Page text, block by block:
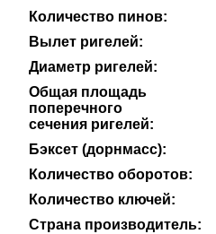
Количество пинов:
Вылет ригелей:
Диаметр ригелей:
Общая площадь
поперечного
сечения ригелей:
Бэксет (дорнмасс):
Количество оборотов:
Количество ключей:
Страна производитель: